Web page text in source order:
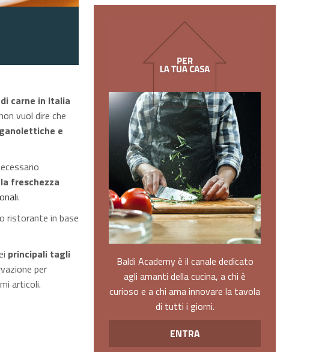
carne in Italia
vuol dire che
e
freschezza
.
ristorante in base
principali tagli
per
articoli.
Baldi Academy è il canale dedicato
agli amanti della cucina, a chi è
curioso e a chi ama innovare la tavola
di tutti i giorni.
ENTRA